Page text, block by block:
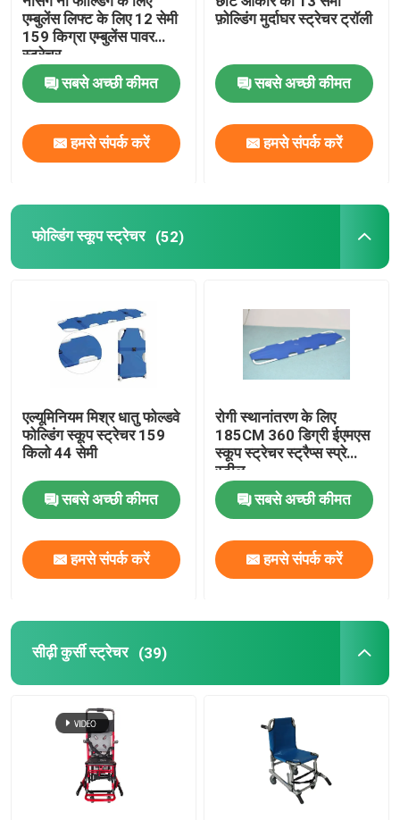
एम्बुलेंस लिफ्ट के लिए 12 सेमी
159 किग्रा एम्बुलेंस पावर
स्ट्रेचर
सबसे अच्छी कीमत
हमसे संपर्क करें
फ़ोल्डिंग मुर्दाघर स्ट्रेचर ट्रॉली
सबसे अच्छी कीमत
हमसे संपर्क करें
फोल्डिंग स्कूप स्ट्रेचर (52)
एल्यूमिनियम मिश्र धातु फोल्डवे
फोल्डिंग स्कूप स्ट्रेचर 159
किलो 44 सेमी
सबसे अच्छी कीमत
हमसे संपर्क करें
रोगी स्थानांतरण के लिए
185CM 360 डिग्री ईएमएस
स्कूप स्ट्रेचर स्ट्रैप्स स्प्रे
स्टील
सबसे अच्छी कीमत
हमसे संपर्क करें
सीढ़ी कुर्सी स्ट्रेचर (39)